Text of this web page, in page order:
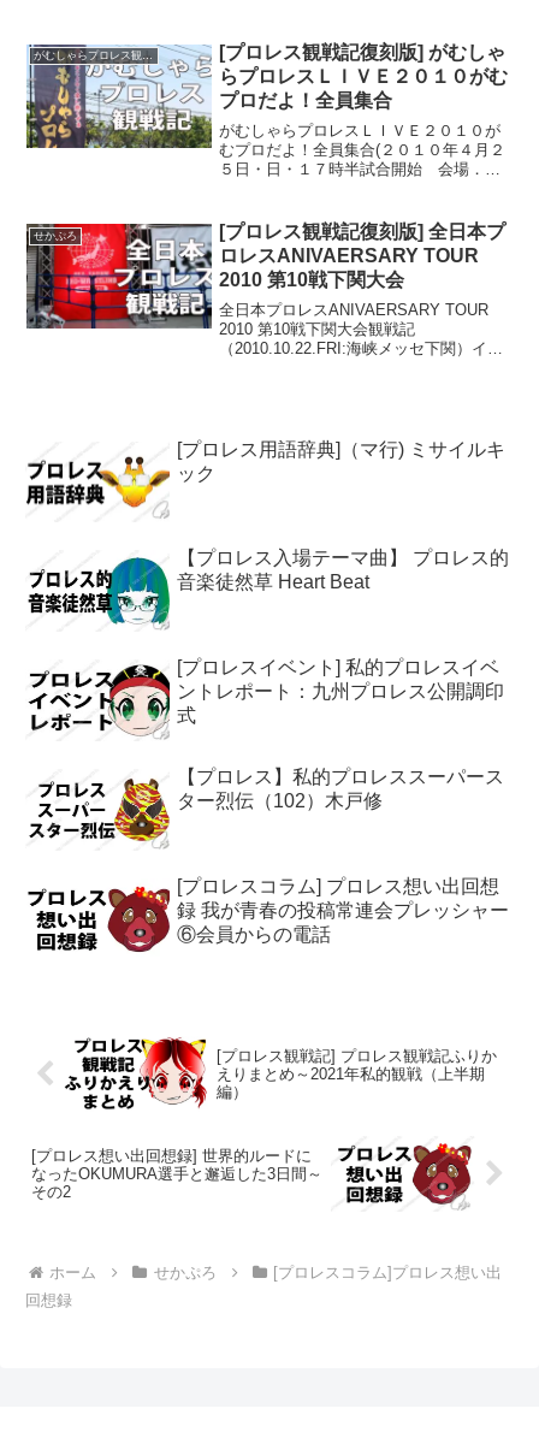
では入場体験と実際のリングに上がれる
体験ができるよ...
がむしゃらプロレス観戦記
[プロレス観戦記復刻版] がむしゃ
らプロレスＬＩＶＥ２０１０がむ
プロだよ！全員集合
がむしゃらプロレスＬＩＶＥ２０１０が
むプロだよ！全員集合(２０１０年４月２
５日・日・１７時半試合開始 会場．北
ードルをあげるような展開予想をしてみ
たりすっかり気分は紅...
せかぷろ
[プロレス観戦記復刻版] 全日本プ
ロレスANIVAERSARY TOUR
2010 第10戦下関大会
全日本プロレスANIVAERSARY TOUR
2010 第10戦下関大会観戦記
（2010.10.22.FRI:海峡メッセ下関）イン
[プロレス用語辞典]（マ行) ミサイルキ
ック
【プロレス入場テーマ曲】 プロレス的
音楽徒然草 Heart Beat
[プロレスイベント] 私的プロレスイベ
ントレポート：九州プロレス公開調印
式
【プロレス】私的プロレススーパース
ター烈伝（102）木戸修
[プロレスコラム] プロレス想い出回想
録 我が青春の投稿常連会プレッシャー
⑥会員からの電話
[プロレス観戦記] プロレス観戦記ふりか
えりまとめ～2021年私的観戦（上半期
編）
[プロレス想い出回想録] 世界的ルードに
なったOKUMURA選手と邂逅した3日間～
その2
ホーム せかぷろ
[プロレスコラム]プロレス想い出
回想録